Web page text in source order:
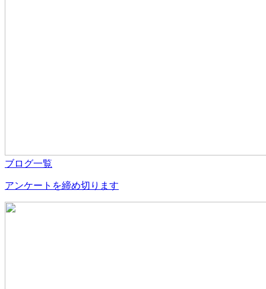
ブログ一覧
アンケートを締め切ります